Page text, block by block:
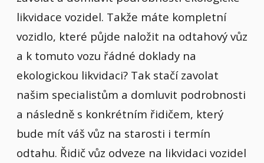
likvidace vozidel. Takže máte kompletní
vozidlo, které půjde naložit na odtahový vůz
a k tomuto vozu řádné doklady na
ekologickou likvidaci? Tak stačí zavolat
našim specialistům a domluvit podrobnosti
a následně s konkrétním řidičem, který
bude mít váš vůz na starosti i termín
odtahu. Řidič vůz odveze na likvidaci vozidel